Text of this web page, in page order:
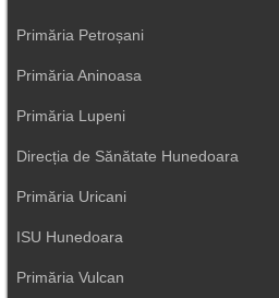
Primăria Petroșani
Primăria Aninoasa
Primăria Lupeni
Direcția de Sănătate Hunedoara
Primăria Uricani
ISU Hunedoara
Primăria Vulcan